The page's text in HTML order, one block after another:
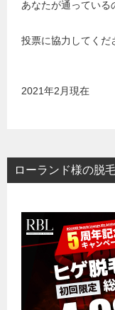
あなたが通っている
投票に協力してくだ
2021年2月現在
ローランド様の脱